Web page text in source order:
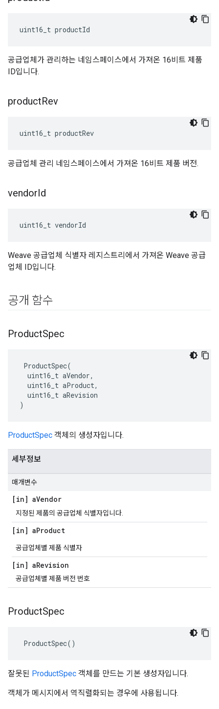
uint16_t productId
공급업체가 관리하는 네임스페이스에서 가져온 16비트 제품
ID입니다.
productRev
uint16_t productRev
공급업체 관리 네임스페이스에서 가져온 16비트 제품 버전.
vendorId
uint16_t vendorId
Weave 공급업체 식별자 레지스트리에서 가져온 Weave 공급
업체 ID입니다.
공개 함수
ProductSpec
ProductSpec(
  uint16_t aVendor,
  uint16_t aProduct,
  uint16_t aRevision
)
ProductSpec 객체의 생성자입니다.
세부정보
매개변수
[in] aVendor
지정된 제품의 공급업체 식별자입니다.
[in] aProduct
공급업체별 제품 식별자
[in] aRevision
공급업체별 제품 버전 번호
ProductSpec
ProductSpec()
잘못된 ProductSpec 객체를 만드는 기본 생성자입니다.
객체가 메시지에서 역직렬화되는 경우에 사용됩니다.